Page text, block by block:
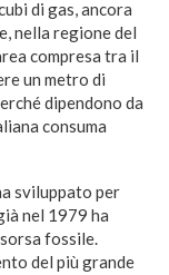
di gas, ancora
nella regione del
compresa tra il
un metro di
dipendono da
consuma
sviluppato per
nel 1979 ha
fossile.
del più grande